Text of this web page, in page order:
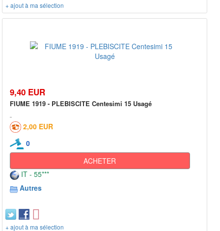
+ ajout à ma sélection
9,40 EUR
FIUME 1919 - PLEBISCITE Centesimi 15 Usagé
2,00 EUR
0
ACHETER
IT - 55***
Autres
+ ajout à ma sélection